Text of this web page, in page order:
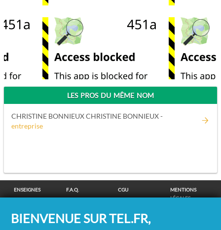
LES PROS DU MÊME NOM
CHRISTINE BONNIEUX CHRISTINE BONNIEUX -
entreprise
ENSEIGNES F.A.Q. CGU
MENTIONS
LÉGALES
CONFIDENTIALITÉ
COOKIES
CHOIX
COOKIES
BIENVENUE SUR TEL.FR,